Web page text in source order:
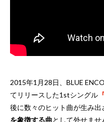
2015年1月28日、BLUE
てリリースした1stシングル
後に数々のヒット曲が生み出
を象徴する曲として外せませ